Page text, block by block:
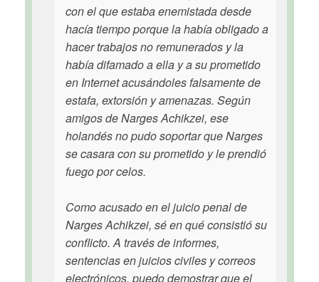
con el que estaba enemistada desde
hacía tiempo porque la había obligado a
hacer trabajos no remunerados y la
había difamado a ella y a su prometido
en Internet acusándoles falsamente de
estafa, extorsión y amenazas. Según
amigos de Narges Achikzei, ese
holandés no pudo soportar que Narges
se casara con su prometido y le prendió
fuego por celos.
Como acusado en el juicio penal de
Narges Achikzei, sé en qué consistió su
conflicto. A través de informes,
sentencias en juicios civiles y correos
electrónicos, puedo demostrar que el